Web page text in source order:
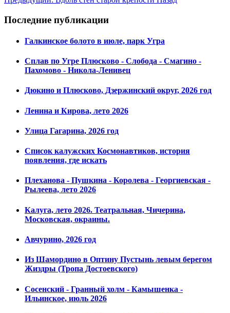
Последние публикации
Галкинское болото в июле, парк Угра
Сплав по Угре Плюсково - Слобода - Смагино -
Пахомово - Никола-Ленивец
Дюкино и Плюсково, Дзержинский округ, 2026 год
Ленина и Кирова, лето 2026
Улица Гагарина, 2026 год
Список калужских Космонавтиков, история
появления, где искать
Плеханова - Пушкина - Королева - Георгиевская -
Рылеева, лето 2026
Калуга, лето 2026. Театральная, Чичерина,
Московская, окраины.
Авчурино, 2026 год
Из Шамордино в Оптину Пустынь левым берегом
Жиздры (Тропа Достоевского)
Сосенский - Гранный холм - Камышенка -
Ильинское, июль 2026